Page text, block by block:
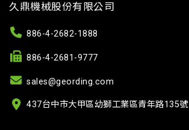
久鼎機械股份有限公司
886-4-2682-1888
886-4-2681-9777
sales@geording.com
437台中市大甲區幼獅工業區青年路135號